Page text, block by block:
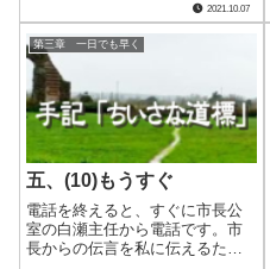
る祝意と、あと少しだけ必要な
奮闘への激励を私に伝えるた
め、わざわざ電話してくれたの
でした。私は心からありがたい
と思いました。私.....
2021.10.07
第三章 一日でも早く
五、(10)もうすぐ
電話を終えると、すぐに市長公
室の白瀬主任から電話です。市
長からの伝言を私に伝えるため